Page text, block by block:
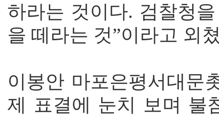
하라는 것이다. 검찰청
을 떼라는 것”이라고 외
이봉안 마포은평서대문
제 표결에 눈치 보며 불